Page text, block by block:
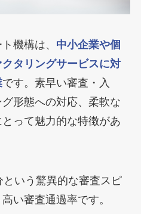
機構は、 中小企業や個
タリングサービスに対
です。素早い審査・入
形態への対応、柔軟な
って魅力的な特徴があ
いう驚異的な審査スピ
い審査通過率です。